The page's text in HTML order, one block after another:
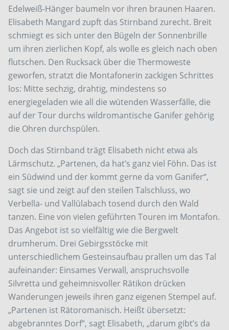
Edelweiß-Hänger baumeln vor ihren braunen Haaren.
Elisabeth Mangard zupft das Stirnband zurecht. Breit
schmiegt es sich unter den Bügeln der Sonnenbrille
um ihren zierlichen Kopf, als wolle es gleich nach oben
flutschen. Den Rucksack über die Thermoweste
geworfen, stratzt die Montafonerin zackigen Schrittes
los: Mitte sechzig, drahtig, mindestens so
energiegeladen wie all die wütenden Wasserfälle, die
auf der Tour durchs wildromantische Ganifer gehörig
die Ohren durchspülen.
Doch das Stirnband trägt Elisabeth nicht etwa als
Lärmschutz. „Partenen, da hat’s ganz viel Föhn. Das ist
ein Südwind und der kommt gerne da vom Ganifer“,
sagt sie und zeigt auf den steilen Talschluss, wo
Verbella- und Vallülabach tosend durch den Wald
tanzen. Eine von vielen geführten Touren im Montafon.
Das Angebot ist so vielfältig wie die Bergwelt
drumherum. Drei Gebirgsstöcke mit
unterschiedlichem Gesteinsaufbau prallen um das Tal
aufeinander: Einsames Verwall, anspruchsvolle
Silvretta und geheimnisvoller Rätikon drücken
Wanderungen jeweils ihren ganz eigenen Stempel auf.
„Partenen ist Rätoromanisch. Heißt übersetzt:
abgebranntes Dorf“, sagt Elisabeth, „darum gibt’s da